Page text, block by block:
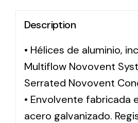
Description
• Hélices de aluminio,
Multiflow Novovent
Serrated Novovent
• Envolvente fabricada
acero galvanizado.